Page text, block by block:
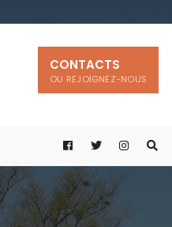
CONTACTS
OU REJOIGNEZ-NOUS